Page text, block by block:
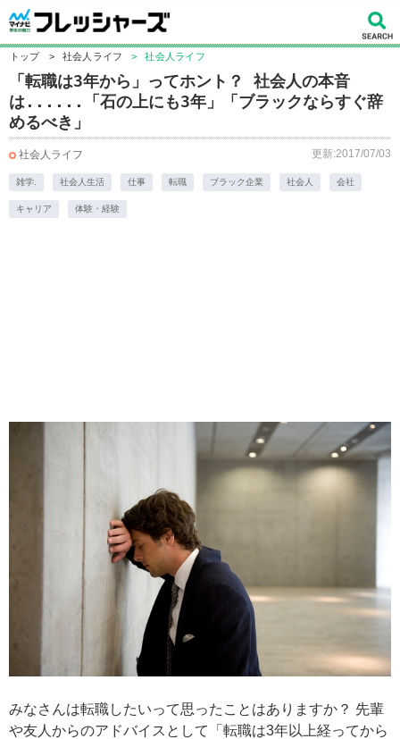
トップ > 社会人ライフ > 社会人ライフ
「転職は3年から」ってホント？ 社会人の本音
は......「石の上にも3年」「ブラックならすぐ辞
めるべき」
社会人ライフ 更新:2017/07/03
雑学. 社会人生活 仕事 転職 ブラック企業 社会人 会社
キャリア 体験・経験
みなさんは転職したいって思ったことはありますか？ 先輩
や友人からのアドバイスとして「転職は3年以上経ってから